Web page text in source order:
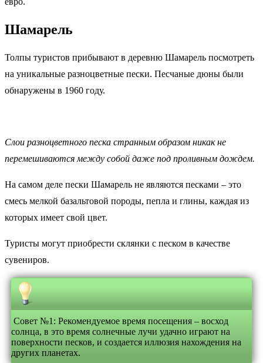
Шамарель
Толпы туристов прибывают в деревню Шамарель посмотреть
на уникальные разноцветные пески. Песчаные дюны были
обнаружены в 1960 году.
Слои разноцветного песка странным образом никак не
перемешиваются между собой даже под проливным дождем.
На самом деле пески Шамарель не являются песками – это
смесь мелкой базальтовой породы, пепла и глины, каждая из
которых имеет свой цвет.
Туристы могут приобрести склянки с песком в качестве
сувениров.
Совет №1: Рекомендуемое время посещения – восход
солнца, в это время солнечные лучи удачно играют на
поверхности песков, и создается иллюзия нахождения на
других планетах.